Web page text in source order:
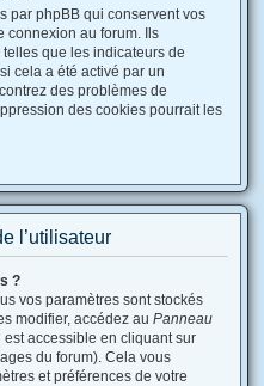
par phpBB qui conservent vos
connexion au forum. Ils
que les indicateurs de
cela a été activé par un
des problèmes de
des cookies pourrait les
l’utilisateur
?
vos paramètres sont stockés
modifier, accédez au Panneau
accessible en cliquant sur
du forum). Cela vous
et préférences de votre